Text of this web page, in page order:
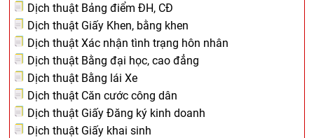
Dịch thuật Bảng điểm ĐH, CĐ
Dịch thuật Giấy Khen, bằng khen
Dịch thuật Xác nhận tình trạng hôn nhân
Dịch thuật Bằng đại học, cao đẳng
Dịch thuật Bằng lái Xe
Dịch thuật Căn cước công dân
Dịch thuật Giấy Đăng ký kinh doanh
Dịch thuật Giấy khai sinh